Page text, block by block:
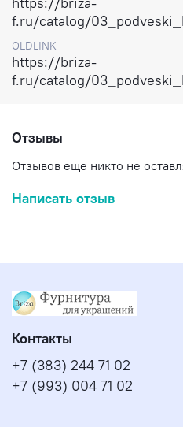
f.ru/catalog/
OLDLINK
https://briza-
f.ru/catalog/
Отзывы
Отзывов еще никто не
Написать отзыв
Контакты
+7 (383) 244 71 02
+7 (993) 004 71 02